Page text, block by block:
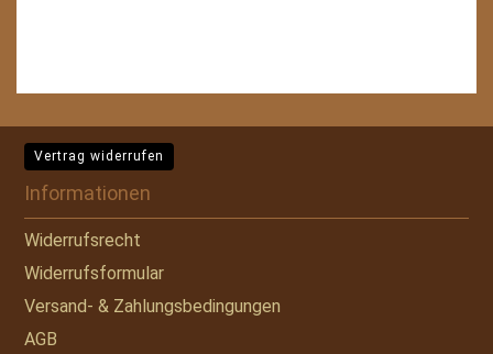
Vertrag widerrufen
Informationen
Widerrufsrecht
Widerrufsformular
Versand- & Zahlungsbedingungen
AGB